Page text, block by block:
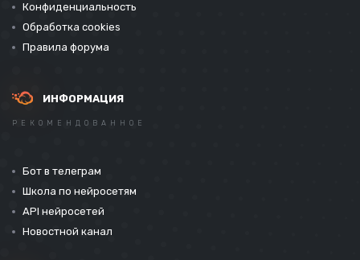
Конфиденциальность
Обработка cookies
Правила форума
ИНФОРМАЦИЯ
РЕКОМЕНДОВАННОЕ
Бот в телеграм
Школа по нейросетям
API нейросетей
Новостной канал